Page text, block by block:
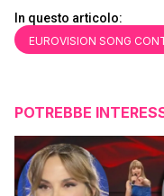
In questo articolo:
EUROVISION SONG
POTREBBE